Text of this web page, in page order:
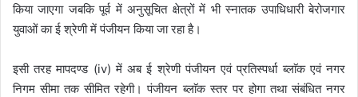
किया जाएगा जबकि पूर्व में अनुसूचित क्षेत्रों में भी स्नातक उपाधिधारी बेरोजगार
युवाओं का ई श्रेणी में पंजीयन किया जा रहा है।
इसी तरह मापदण्ड (iv) में अब ई श्रेणी पंजीयन एवं प्रतिस्पर्धा ब्लाॅक एवं नगर
निगम सीमा तक सीमित रहेगी। पंजीयन ब्लाॅक स्तर पर होगा तथा संबंधित नगर